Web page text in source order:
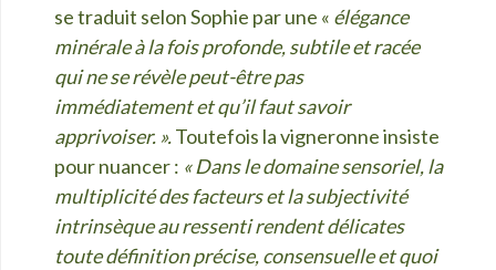
se traduit selon Sophie par une « élégance
minérale à la fois profonde, subtile et racée
qui ne se révèle peut-être pas
immédiatement et qu’il faut savoir
apprivoiser. ».Toutefois la vigneronne insiste
pour nuancer : « Dans le domaine sensoriel, la
multiplicité des facteurs et la subjectivité
intrinsèque au ressenti rendent délicates
toute définition précise, consensuelle et quoi